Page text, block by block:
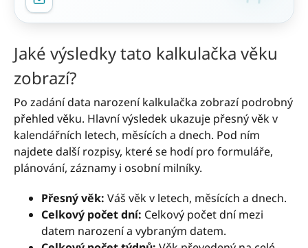
Jaké výsledky tato kalkulačka věku
zobrazí?
Po zadání data narození kalkulačka zobrazí podrobný
přehled věku. Hlavní výsledek ukazuje přesný věk v
kalendářních letech, měsících a dnech. Pod ním
najdete další rozpisy, které se hodí pro formuláře,
plánování, záznamy i osobní milníky.
Přesný věk: Váš věk v letech, měsících a dnech.
Celkový počet dní: Celkový počet dní mezi
datem narození a vybraným datem.